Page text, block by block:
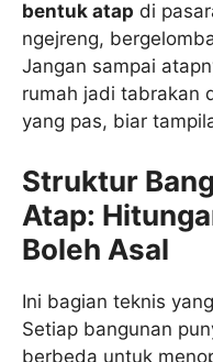
bentuk atap di
ngejreng,
Jangan sampai
rumah jadi tabrakan
yang pas, biar
Struktur
Atap:
Boleh Asal
Ini bagian teknis
Setiap bangunan
berbeda untuk